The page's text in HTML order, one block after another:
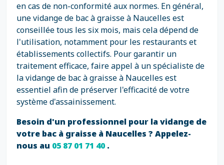
en cas de non-conformité aux normes. En général,
une vidange de bac à graisse à Naucelles est
conseillée tous les six mois, mais cela dépend de
l'utilisation, notamment pour les restaurants et
établissements collectifs. Pour garantir un
traitement efficace, faire appel à un spécialiste de
la vidange de bac à graisse à Naucelles est
essentiel afin de préserver l'efficacité de votre
système d'assainissement.
Besoin d'un professionnel pour la vidange de
votre bac à graisse à Naucelles ? Appelez-
nous au 05 87 01 71 40.